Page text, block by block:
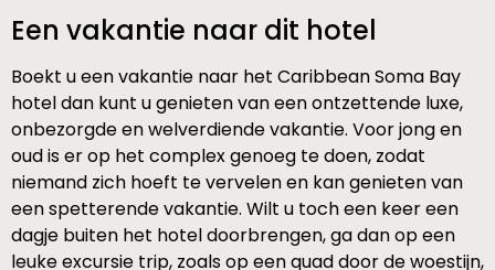
Een vakantie naar dit hotel
Boekt u een vakantie naar het Caribbean Soma Bay
hotel dan kunt u genieten van een ontzettende luxe,
onbezorgde en welverdiende vakantie. Voor jong en
oud is er op het complex genoeg te doen, zodat
niemand zich hoeft te vervelen en kan genieten van
een spetterende vakantie. Wilt u toch een keer een
dagje buiten het hotel doorbrengen, ga dan op een
leuke excursie trip, zoals op een quad door de woestijn,